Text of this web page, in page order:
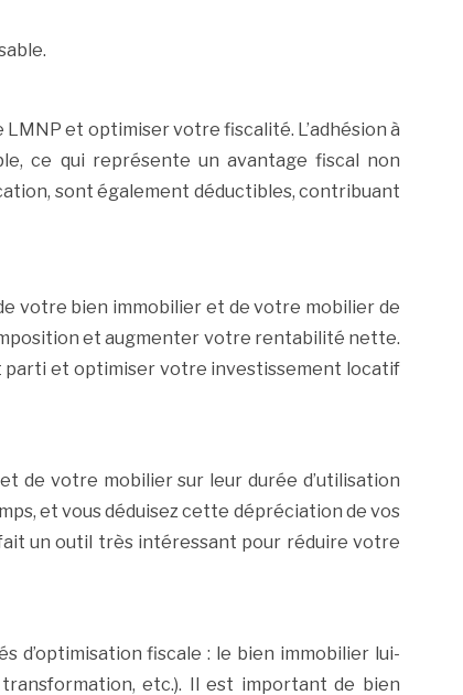
et optimiser votre fiscalité. L’adhésion à
ce qui représente un avantage fiscal non
sont également déductibles, contribuant
votre bien immobilier et de votre mobilier de
et augmenter votre rentabilité nette.
parti et optimiser votre investissement locatif
de votre mobilier sur leur durée d’utilisation
et vous déduisez cette dépréciation de vos
fait un outil très intéressant pour réduire votre
d’optimisation fiscale : le bien immobilier lui-
etc.). Il est important de bien